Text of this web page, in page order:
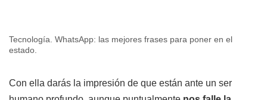
Tecnología. WhatsApp: las mejores frases para poner en el
estado.
Con ella darás la impresión de que están ante un ser